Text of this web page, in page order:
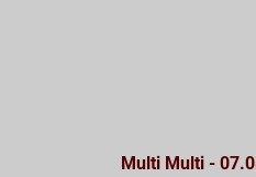
Multi Multi -